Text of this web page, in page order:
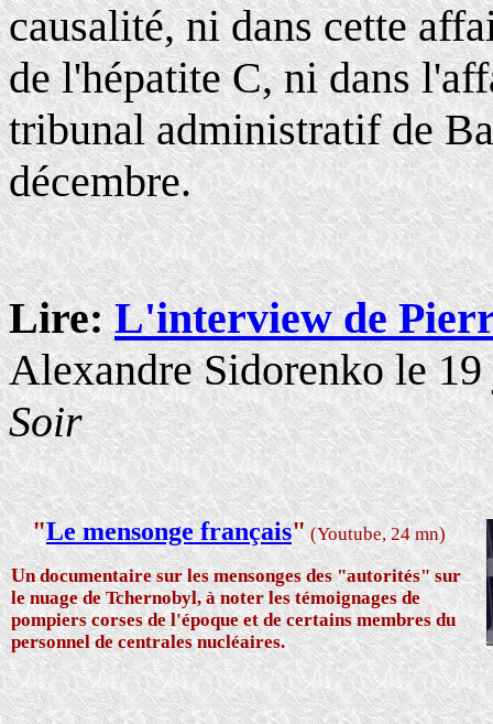
causalité, ni dans cette
de l'hépatite C, ni dans
tribunal administratif de
décembre.
Lire: L'interview de
Alexandre Sidorenko le
Soir
"Le mensonge français"(Youtube, 24 mn)
Un documentaire sur les mensonges des "autorités" sur
le nuage de Tchernobyl, à noter les témoignages de
pompiers corses de l'époque et de certains membres du
personnel de centrales nucléaires.